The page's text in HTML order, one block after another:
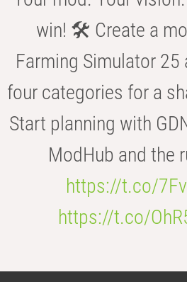
win! 🛠️ Create a
Farming Simulator
four categories for a
Start planning with
ModHub and the
https://t.co/
https://t.co/